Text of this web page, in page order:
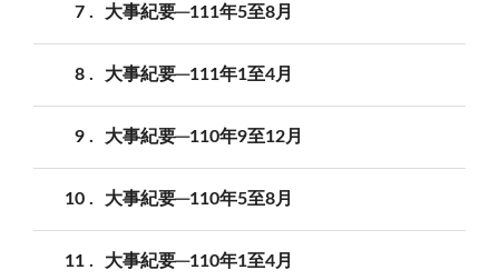
7 大事紀要─111年5至8月
8 大事紀要─111年1至4月
9 大事紀要─110年9至12月
10 大事紀要─110年5至8月
11 大事紀要─110年1至4月